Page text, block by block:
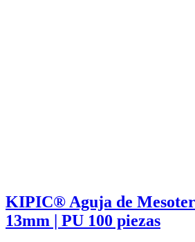
KIPIC® Aguja de
13mm | PU 100 piezas